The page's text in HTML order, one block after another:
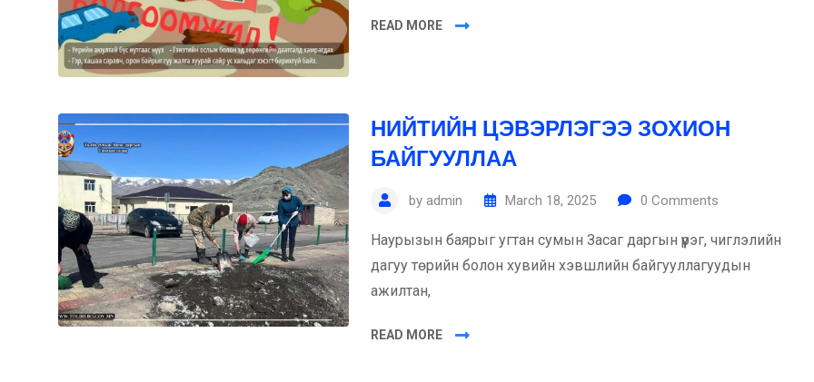
READ MORE
НИЙТИЙН ЦЭВЭРЛЭГЭЭ ЗОХИОН
БАЙГУУЛЛАА
byadmin March 18, 2025 0 Comments
Наурызын баярыг угтан сумын Засаг даргын үүрэг, чиглэлийн
дагуу төрийн болон хувийн хэвшлийн байгууллагуудын
ажилтан,
READ MORE